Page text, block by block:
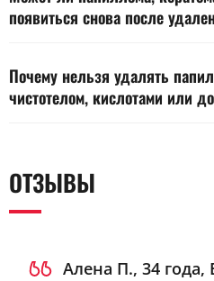
только после полного закрытия
дерматолога, чтобы не
появиться снова после
образования или элемент
связаны с вирусной
могут формироваться на фоне
Почему нельзя удалять
чистотелом, кислотами или
провести гистологическое
ОТЗЫВЫ
Алена П., 34 года,